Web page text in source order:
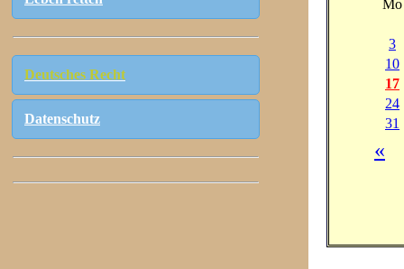
Deutsches Recht
Datenschutz